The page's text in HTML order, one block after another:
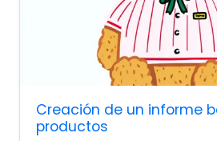
Creación de un informe
productos